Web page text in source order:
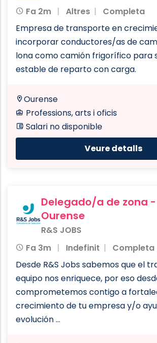
Fa 2m
Altres
Completa
Empresa de transporte en
incorporar conductores/as de
lona como camión frigorífico para
estable de reparto con carga.
Ourense
Professions, arts i oficis
Salari no disponible
Veure detalls
Delegado/a de zona -
Ourense
R&S JOBS
Fa 3m
Indefinit
Completa
Desde R&S Jobs sabemos que el
equipo nos enriquece, por eso
comprometemos contigo a
crecimiento de tu empresa y/o
evolución ...